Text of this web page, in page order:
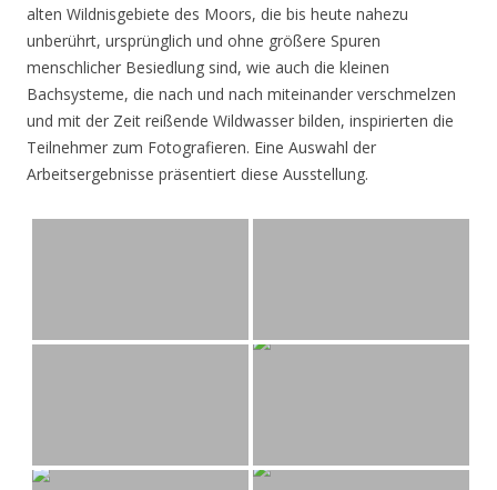
alten Wildnisgebiete des Moors, die bis heute nahezu
unberührt, ursprünglich und ohne größere Spuren
menschlicher Besiedlung sind, wie auch die kleinen
Bachsysteme, die nach und nach miteinander verschmelzen
und mit der Zeit reißende Wildwasser bilden, inspirierten die
Teilnehmer zum Fotografieren. Eine Auswahl der
Arbeitsergebnisse präsentiert diese Ausstellung.